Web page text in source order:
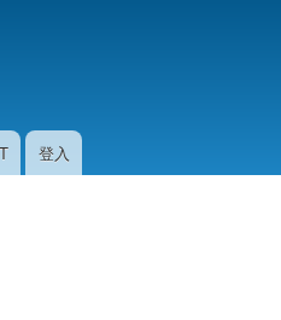
登入